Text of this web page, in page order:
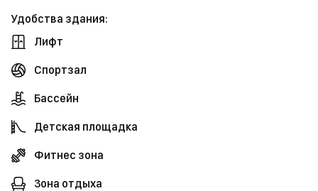
Удобства здания:
Лифт
Спортзал
Бассейн
Детская площадка
Фитнес зона
Зона отдыха